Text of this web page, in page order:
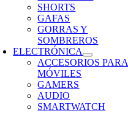
SHORTS
GAFAS
GORRAS Y
SOMBREROS
ELECTRÓNICA
ACCESORIOS PARA
MÓVILES
GAMERS
AUDIO
SMARTWATCH